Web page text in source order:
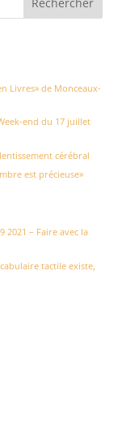
Livres» de Monceaux-
end du 17 juillet
cérébral
est précieuse»
2021 – Faire avec la
tactile existe,